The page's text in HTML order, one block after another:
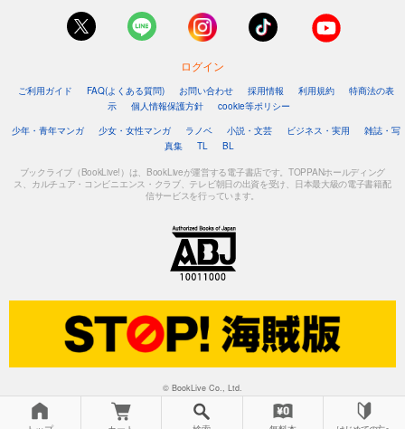
ログイン
ご利用ガイド FAQ(よくある質問) お問い合わせ 採用情報 利用規約
特商法の表
示
個人情報保護方針
cookie等ポリシー
少年・青年マンガ
少女・女性マンガ ラノベ 小説・文芸 ビジネス・実用
雑誌・写
真集
TL BL
ブックライブ（BookLive!）は、BookLiveが運営する電子書店です。TOPPANホールディング
ス、カルチュア・コンビニエンス・クラブ、テレビ朝日の出資を受け、日本最大級の電子書籍配
信サービスを行っています。
© BookLive Co., Ltd.